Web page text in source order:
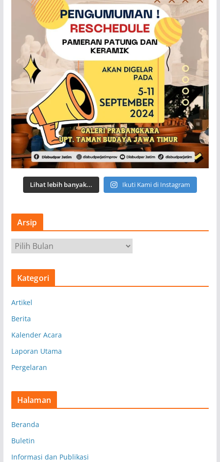
Lihat lebih banyak... Ikuti Kami di Instagram
Arsip
r
s
Kategori
Artikel
Berita
Kalender Acara
Laporan Utama
Pergelaran
Halaman
Beranda
Buletin
Informasi dan Publikasi